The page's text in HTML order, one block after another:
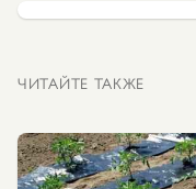
ЧИТАЙТЕ ТАКЖЕ